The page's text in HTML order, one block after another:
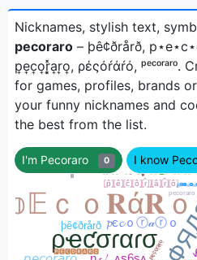
Nicknames, stylish text,
pecoraro – þê¢ðrårð,
p͎e͎c͎o͎r͎͓̽a͎r͎o͎, ρέςόŕάŕό, ᵖᵉᶜᵒʳᵃʳᵒ
for games, profiles, brands
your funny nicknames and
the best from the list.
I'm Pecoraro 0 I know